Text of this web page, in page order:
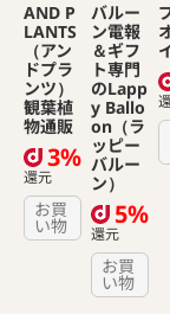
AND P
LANTS
（アン
ドプラ
ンツ）
観葉植
物通販
3%
還元
お買
い物
バルー
ン電報
＆ギフ
ト専門
のLapp
y Ballo
on（ラ
ッピー
バルー
ン）
5%
還元
お買
い物